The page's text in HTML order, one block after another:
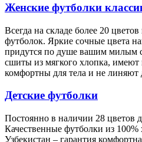
Женские футболки
Всегда на складе более 20
футболок. Яркие сочные цвета
придутся по душе вашим милым
сшиты из мягкого хлопка,
комфортны для тела и не линяют
Детские футболки
Постоянно в наличии 28 цветов
Качественные футболки из 100%
Узбекистан – гарантия